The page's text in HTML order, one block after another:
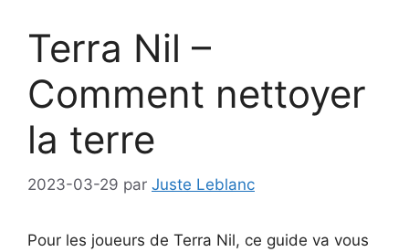
Terra Nil –
Comment nettoyer
la terre
2023-03-29 par Juste Leblanc
Pour les joueurs de Terra Nil, ce guide va vous